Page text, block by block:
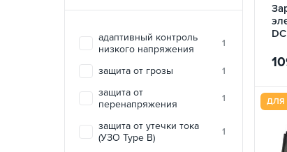
адаптивный контроль
низкого напряжения
1
защита от грозы 1
защита от
перенапряжения
1
защита от утечки тока
(УЗО Type B)
1
ДЛЯ